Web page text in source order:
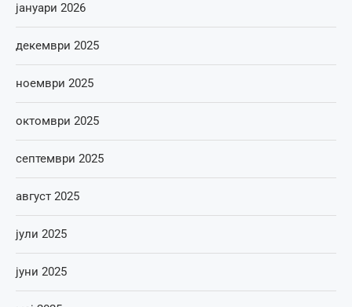
јануари 2026
декември 2025
ноември 2025
октомври 2025
септември 2025
август 2025
јули 2025
јуни 2025